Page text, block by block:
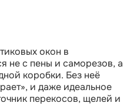
окон в
не с пены и саморезов, а
коробки. Без неё
и даже идеальное
перекосов, щелей и